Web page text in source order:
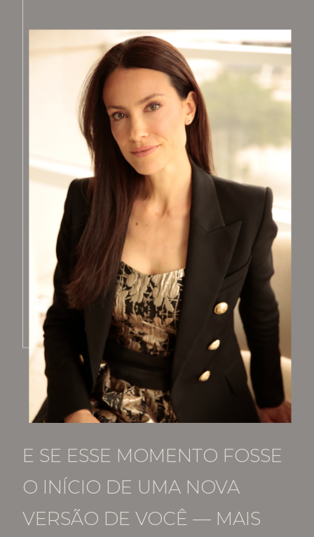
E SE ESSE MOMENTO FOSSE
O INÍCIO DE UMA NOVA
VERSÃO DE VOCÊ — MAIS